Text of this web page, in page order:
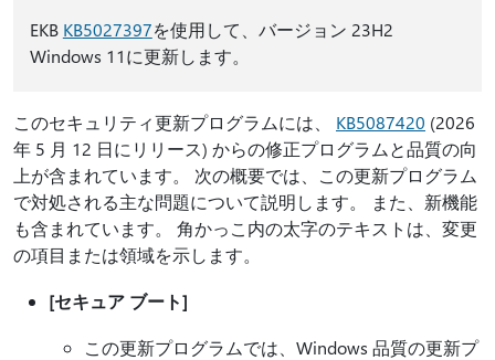
EKB KB5027397を使用して、バージョン 23H2
Windows 11に更新します。
このセキュリティ更新プログラムには、 KB5087420 (2026
年 5 月 12 日にリリース) からの修正プログラムと品質の向
上が含まれています。 次の概要では、この更新プログラム
で対処される主な問題について説明します。 また、新機能
も含まれています。 角かっこ内の太字のテキストは、変更
の項目または領域を示します。
[セキュア ブート]
この更新プログラムでは、Windows 品質の更新プ